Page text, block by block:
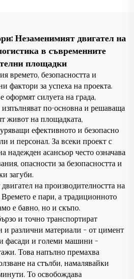
Незаменимият двигател на
в съвременните
площадки
времето, безопасността и
фактори за успеха на проекта.
оформят силуета на града,
изпълняват по-основна и решаваща
живот на площадката,
ефективното и безопасно
и персонал. За всеки проект с
надежден асансьор често означава
опасности за безопасността и
загуби.
на производителността на
е пари, а традиционното
е бавно, но и скъпо.
и точно транспортират
и различни материали – от цимент
фасади и големи машини –
Това напълно премахва
на стълби, намалявайки
То освобождава